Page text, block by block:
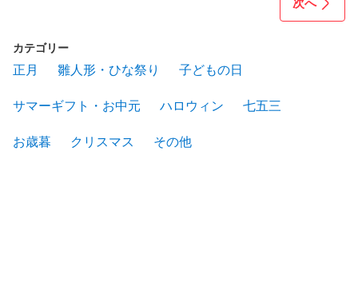
次へ
カテゴリー
正月 雛人形・ひな祭り 子どもの日
サマーギフト・お中元 ハロウィン 七五三
お歳暮 クリスマス その他